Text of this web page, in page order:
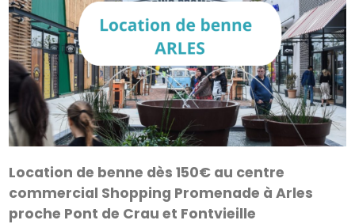
Location de benne dès 150€ au centre
commercial Shopping Promenade à Arles
proche Pont de Crau et Fontvieille